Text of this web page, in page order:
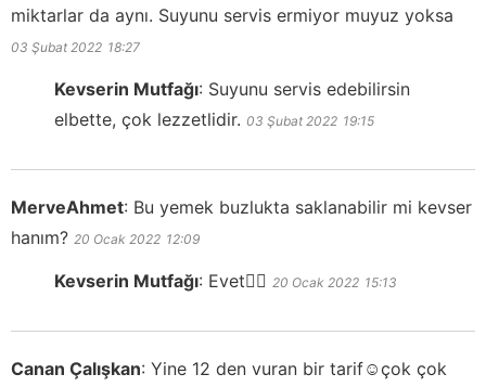
miktarlar da aynı. Suyunu servis ermiyor muyuz yoksa
03 Şubat 2022 18:27
Kevserin Mutfağı: Suyunu servis edebilirsin
elbette, çok lezzetlidir. 03 Şubat 2022 19:15
MerveAhmet: Bu yemek buzlukta saklanabilir mi kevser
hanım? 20 Ocak 2022 12:09
Kevserin Mutfağı: Evet👍🏻 20 Ocak 2022 15:13
Canan Çalışkan: Yine 12 den vuran bir tarif☺️çok çok